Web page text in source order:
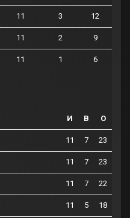
11 3 12
11 2 9
11 1 6
И В О
11 7 23
11 7 23
11 7 22
11 5 18